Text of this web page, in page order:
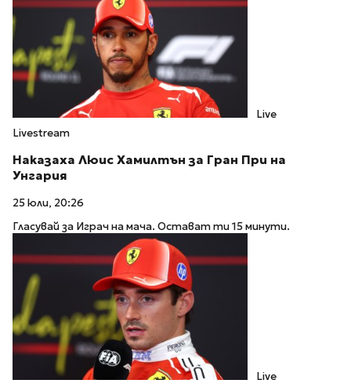
Live
Livestream
Наказаха Люис Хамилтън за Гран При на
Унгария
25 юли, 20:26
Гласувай за Играч на мача. Остават ти 15 минути.
Live